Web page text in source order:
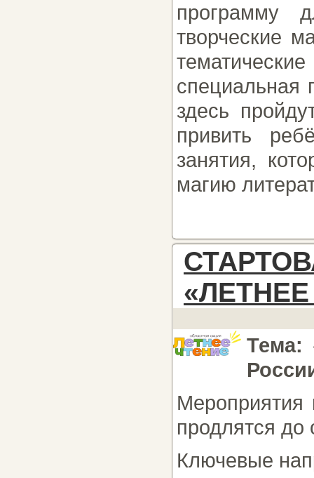
программу
творческие
специальная
здесь
привить
занятия,
магию
«ЛЕТНЕЕ
Тема:
Мероприятия
продлятся до
Ключевые